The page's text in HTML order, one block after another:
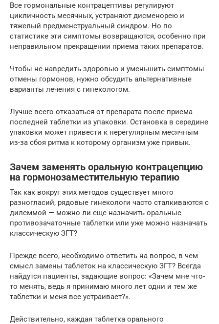
Все гормональные контрацептивы регулируют
цикличность месячных, устраняют дисменорею и
тяжелый предменструальный синдром. Но по
статистике эти симптомы возвращаются, особенно при
неправильном прекращении приема таких препаратов.
Чтобы не навредить здоровью и уменьшить симптомы
отмены гормонов, нужно обсудить альтернативные
варианты лечения с гинекологом.
Лучше всего отказаться от препарата после приема
последней таблетки из упаковки. Остановка в середине
упаковки может привести к нерегулярным месячным
из-за сбоя ритма к которому организм уже привык.
Зачем заменять оральную контрацепцию
на гормонозаместительную терапию
Так как вокруг этих методов существует много
разногласий, рядовые гинекологи часто сталкиваются с
дилеммой — можно ли еще назначить оральные
противозачаточные таблетки или уже можно назначать
классическую ЗГТ?
Прежде всего, необходимо ответить на вопрос, в чем
смысл замены таблеток на классическую ЗГТ? Всегда
найдутся пациенты, задающие вопрос: «Зачем мне что-
то менять, ведь я принимаю много лет одни и тем же
таблетки и меня все устраивает?».
Действительно, каждая таблетка орального